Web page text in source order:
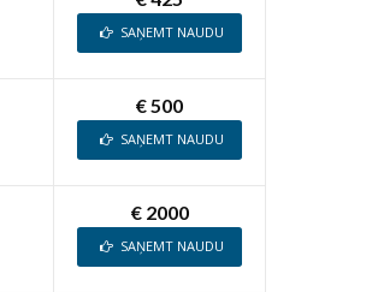
SAŅEMT NAUDU
€ 500
SAŅEMT NAUDU
€ 2000
SAŅEMT NAUDU